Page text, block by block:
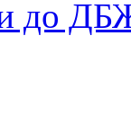
до